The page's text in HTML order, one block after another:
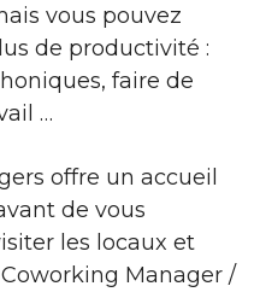
vous pouvez
de productivité :
faire de
…
offre un accueil
de vous
les locaux et
Manager /